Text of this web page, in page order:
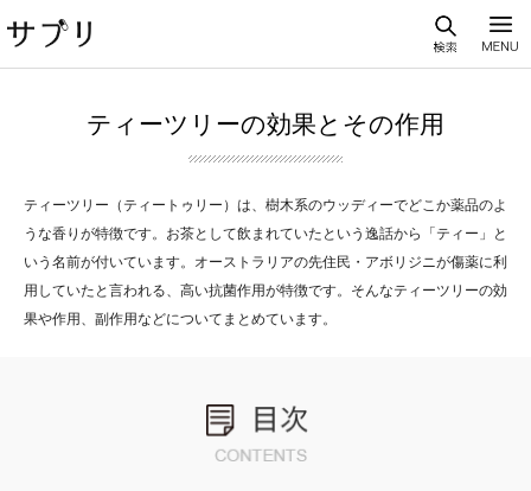
ティーツリーの効果とその作用
ティーツリー（ティートゥリー）は、樹木系のウッディーでどこか薬品のよ
うな香りが特徴です。お茶として飲まれていたという逸話から「ティー」と
いう名前が付いています。オーストラリアの先住民・アボリジニが傷薬に利
用していたと言われる、高い抗菌作用が特徴です。そんなティーツリーの効
果や作用、副作用などについてまとめています。